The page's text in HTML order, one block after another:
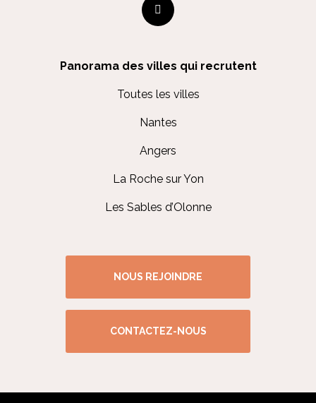
Panorama des villes qui recrutent
Toutes les villes
Nantes
Angers
La Roche sur Yon
Les Sables d’Olonne
NOUS REJOINDRE
CONTACTEZ-NOUS